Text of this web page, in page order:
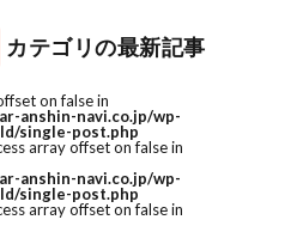
カテゴリの最新記事
on false in
anshin-navi.co.jp/wp-
single-post.php
array offset on false in
anshin-navi.co.jp/wp-
single-post.php
array offset on false in